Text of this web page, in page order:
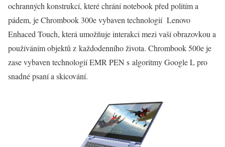
ochranných konstrukcí, které chrání notebook před politím a
pádem, je Chrombook 300e vybaven technologií Lenovo
Enhaced Touch, která umožňuje interakci mezi vaší obrazovkou a
používáním objektů z každodenního života. Chrombook 500e je
zase vybaven technologií EMR PEN s algoritmy Google L pro
snadné psaní a skicování.